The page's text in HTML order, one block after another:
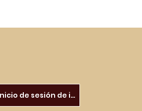
Inicio de sesión de inquilinos